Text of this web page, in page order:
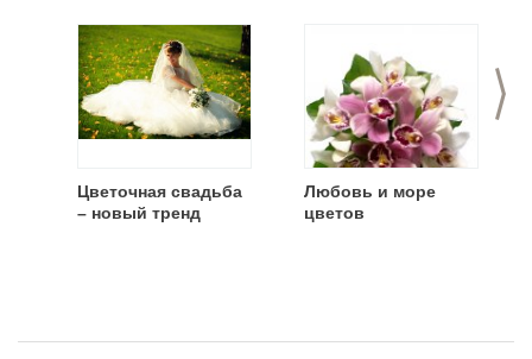
>
Цветочная свадьба
– новый тренд
Любовь и море
цветов